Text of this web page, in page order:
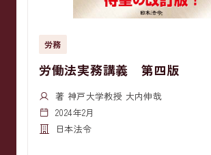
労務
労働法実務講義 第四版
著 神戸大学教授 大内伸哉
2024年2月
日本法令